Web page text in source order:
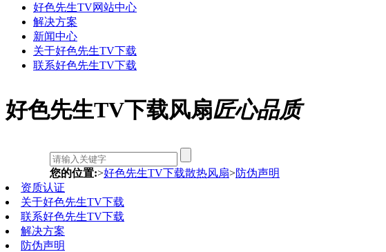
好色先生TV网站中心
解决方案
新闻中心
关于好色先生TV下载
联系好色先生TV下载
好色先生TV下载风扇匠心品质
您的位置:>好色先生TV下载散热风扇>防伪声明
资质认证
关于好色先生TV下载
联系好色先生TV下载
解决方案
防伪声明